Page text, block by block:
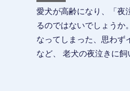
愛犬が高齢になり、「夜
るのではないでしょうか
なってしまった、思わず
など、 老犬の夜泣きに飼